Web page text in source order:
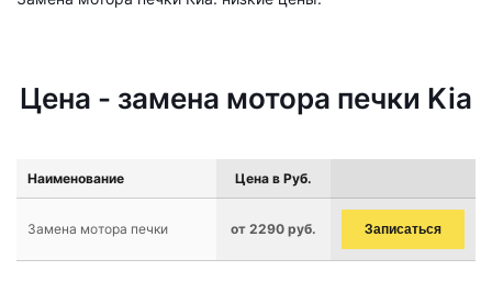
Цена - замена мотора печки Kia
Наименование Цена в Руб.
Замена мотора печки от 2290 руб. Записаться